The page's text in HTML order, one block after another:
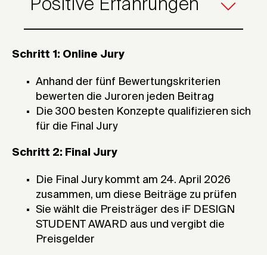
Individuum, Gerechtigkeit
Bewusstsein für
Soziale Verantwortung
Sensibilität für kulturelle
Sorge um gemeinsame Ziele
Bewältigung sozialer
Konflikte durch Dialog
Ist es wirtschaftlich sinnvoll?
Effiziente Nutzung der
Ressourcen
Machbarkeit und einfache
Umsetzung
Langfristige Perspektive
Rentabilität
Positive Erfahrungen
Schafft es eine positive
Erfahrung?
Respekt vor dem Individuum,
positive Erfahrung und Spaß
räumliches Ambiente
Soziale Verantwortung,
Komfort und Vergnügen
Schritt 1: Online Jury
Anhand der fünf Bewertungskriterien
bewerten die Juroren jeden Beitrag
Die 300 besten Konzepte qualifizieren sich
für die Final Jury
Schritt 2: Final Jury
Die Final Jury kommt am 24. April 2026
zusammen, um diese Beiträge zu prüfen
Sie wählt die Preisträger des iF DESIGN
STUDENT AWARD aus und vergibt die
Preisgelder